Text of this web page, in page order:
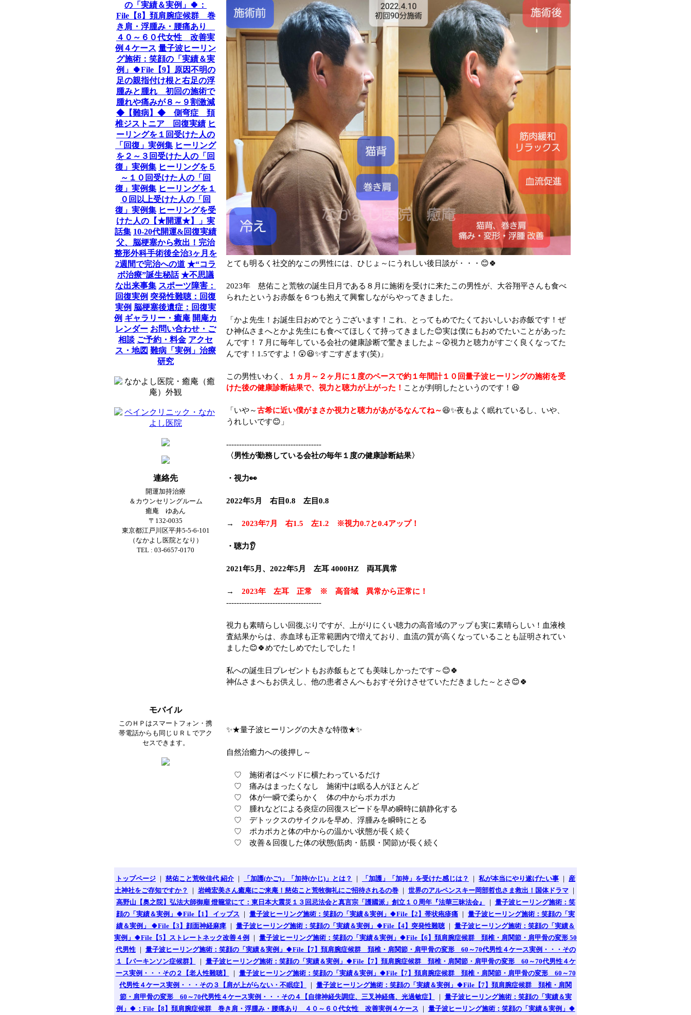
の「実績＆実例」🍀：
File【8】頚肩腕症候群 巻
き肩・浮腫み・腰痛あり
４０～６０代女性 改善実
例４ケース 量子波ヒーリン
グ施術：笑顔の「実績＆実
例」🍀File【9】原因不明の
足の親指付け根と右足の浮
腫みと腫れ 初回の施術で
腫れや痛みが８～９割激減
◆【難病】◆ 側弯症 頚
椎ジストニア 回復実績 ヒ
ーリングを１回受けた人の
「回復」実例集 ヒーリング
を２～３回受けた人の「回
復」実例集 ヒーリングを５
～１０回受けた人の「回
復」実例集 ヒーリングを１
０回以上受けた人の「回
復」実例集 ヒーリングを受
けた人の【★開運★】」実
話集 10-20代開運&回復実績
父、脳梗塞から救出！完治
整形外科手術後全治3ヶ月を
2週間で完治への道 ★“コラ
ボ治療”誕生秘話 ★不思議
な出来事集 スポーツ障害：
回復実例 突発性難聴：回復
実例 脳梗塞後遺症：回復実
例 ギャラリー・癒庵 開庵カ
レンダー お問い合わせ・ご
相談 ご予約・料金 アクセ
ス・地図 難病「実例」治療
研究
連絡先
開運加持治療
＆カウンセリングルーム
癒庵 ゆあん
〒132-0035
東京都江戸川区平井5-5-6-101
（なかよし医院となり）
TEL : 03-6657-0170
モバイル
このＨＰはスマートフォン・携
帯電話からも同じＵＲＬでアク
セスできます。
とても明るく社交的なこの男性には、ひじょ～にうれしい後日談が・・・😊🍀
2023年 慈佑こと荒牧の誕生日月である８月に施術を受けに来たこの男性が、大谷翔平さんも食べ
られたというお赤飯を６つも抱えて興奮しながらやってきました。
「かよ先生！お誕生日おめでとうございます！これ、とってもめでたくておいしいお赤飯です！ぜ
ひ神仏さまへとかよ先生にも食べてほしくて持ってきました😊実は僕にもおめでたいことがあった
んです！７月に毎年している会社の健康診断で驚きましたよ～😲視力と聴力がすごく良くなってた
んです！1.5ですよ！😲😆✨すごすぎます(笑)」
この男性いわく、
１ヵ月～２ヶ月に１度のペースで約１年間計１０回量子波ヒーリングの施術を受
けた後の健康診断結果で、視力と聴力が上がった！ ことが判明したというのです！😆
「いや～古希に近い僕がまさか視力と聴力があがるなんてね～😆✨夜もよく眠れているし、いや、
うれしいです😊」
-------------------------------------
〈男性が勤務している会社の毎年１度の健康診断結果〉
・視力👀
2022年5月 右目0.8 左目0.8
→ 2023年7月 右1.5 左1.2 ※視力0.7と0.4アップ！
・聴力👂
2021年5月、2022年5月 左耳 4000HZ 両耳異常
→ 2023年 左耳 正常 ※ 高音域 異常から正常に！
-------------------------------------
視力も素晴らしい回復ぶりですが、上がりにくい聴力の高音域のアップも実に素晴らしい！血液検
査結果からは、赤血球も正常範囲内で増えており、血流の質が高くなっていることも証明されてい
ました😊🍀めでたしめでたしでした！
私への誕生日プレゼントもお赤飯もとても美味しかったです～😊🍀
神仏さまへもお供えし、他の患者さんへもおすそ分けさせていただきました～とさ😊🍀
✨★量子波ヒーリングの大きな特徴★✨
自然治癒力への後押し～
♡ 施術者はベッドに横たわっているだけ
♡ 痛みはまったくなし 施術中は眠る人がほとんど
♡ 体が一瞬で柔らかく 体の中からポカポカ
♡ 腫れなどによる炎症の回復スピードを早め瞬時に鎮静化する
♡ デトックスのサイクルを早め、浮腫みを瞬時にとる
♡ ポカポカと体の中からの温かい状態が長く続く
♡ 改善＆回復した体の状態(筋肉・筋膜・関節)が長く続く
トップページ ｜ 慈佑こと荒牧佳代 紹介 ｜ 「加護(かご)」「加持(かじ)」とは？ ｜ 「加護」「加持」を受けた感じは？ ｜ 私が本当にやり遂げたい事 ｜ 産
土神社をご存知ですか？
｜ 岩崎宏美さん癒庵にご来庵！慈佑こと荒牧御礼にご招待されるの巻｜ 世界のアルペンスキー岡部哲也さま救出！国体ドラマ｜
高野山【奥之院】弘法大師御廟 燈籠堂にて：東日本大震災１３回忌法会と真言宗「護國派」創立１０周年『法華三昧法会』
｜ 量子波ヒーリング施術：笑
顔の「実績＆実例」🍀File【1】 イップス ｜ 量子波ヒーリング施術：笑顔の「実績＆実例」🍀File【2】帯状疱疹痛 ｜ 量子波ヒーリング施術：笑顔の「実
績＆実例」 🍀File【3】顔面神経麻痺 ｜ 量子波ヒーリング施術：笑顔の「実績＆実例」🍀File【4】突発性難聴｜ 量子波ヒーリング施術：笑顔の「実績＆
実例」🍀File【5】ストレートネック改善４例
｜ 量子波ヒーリング施術：笑顔の「実績＆実例」🍀File【6】頚肩腕症候群 頚椎・肩関節・肩甲骨の変形 50
代男性｜ 量子波ヒーリング施術：笑顔の「実績＆実例」🍀File【7】頚肩腕症候群 頚椎・肩関節・肩甲骨の変形 60～70代男性４ケース実例・・・その
１【パーキンソン症候群】
｜ 量子波ヒーリング施術：笑顔の「実績＆実例」🍀File【7】頚肩腕症候群 頚椎・肩関節・肩甲骨の変形 60～70代男性４ケ
ース実例・・・その２【老人性難聴】
｜ 量子波ヒーリング施術：笑顔の「実績＆実例」🍀File【7】頚肩腕症候群 頚椎・肩関節・肩甲骨の変形 60～70
代男性４ケース実例・・・その３【肩が上がらない・不眠症】
｜ 量子波ヒーリング施術：笑顔の「実績＆実例」🍀File【7】頚肩腕症候群 頚椎・肩関
節・肩甲骨の変形 60～70代男性４ケース実例・・・その４【自律神経失調症、三叉神経痛、光過敏症】
｜ 量子波ヒーリング施術：笑顔の「実績＆実
例」🍀：File【8】頚肩腕症候群 巻き肩・浮腫み・腰痛あり ４０～６０代女性 改善実例４ケース ｜ 量子波ヒーリング施術：笑顔の「実績＆実例」🍀